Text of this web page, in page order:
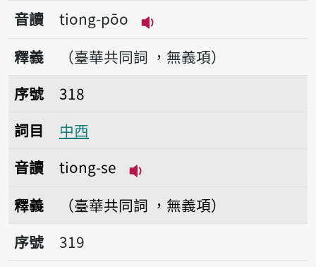
音讀
tiong-pōo
播放音讀tiong-pōo
釋義
（臺華共同詞 ，無義項）
序號318中西
序號
318
詞目
中西
音讀
tiong-se
釋義
（臺華共同詞 ，無義項）
序號319重劃區
序號
319